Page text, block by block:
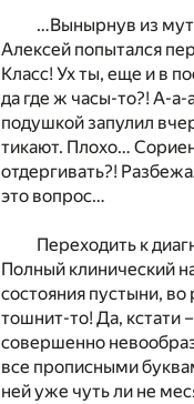
…Вынырнув из
Алексей попытался
Класс! Ух ты, еще и в
да где ж часы-то?! А-
подушкой запулил
тикают. Плохо…
отдергивать?!
это вопрос…
Переходить к
Полный клинический
состояния пустыни,
тошнит-то! Да, кстати
совершенно
все прописными
ней уже чуть ли не